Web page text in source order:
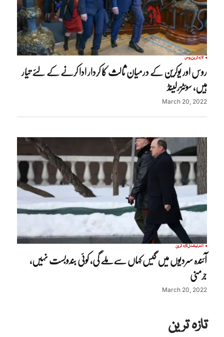
تازہ ترینروس
روس اور یوکرین کے درمیان ثالث کا کردار ادا کرنے کے لئے تیار
ہیں، سوئٹزرلینڈ
March 20, 2022
انٹرنیشنلتازہ ترین
آئندہ سردیوں میں گیس کہاں سےملے گی، کوئی بندوبست نہیں،
جرمنی
March 20, 2022
تازہ ترین